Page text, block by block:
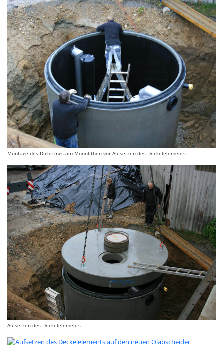
Montage des Dichtrings am Monolithen vor Aufsetzen des Deckelelements
Aufsetzen des Deckelelements